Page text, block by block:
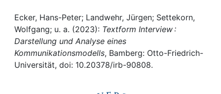
Awards
My FIS
Ecker, Hans-Peter; Landwehr, Jürgen; Settekorn,
Wolfgang; u. a. (2023): Textform Interview :
Darstellung und Analyse eines
Kommunikationsmodells, Bamberg: Otto-Friedrich-
Universität, doi: 10.20378/irb-90808.